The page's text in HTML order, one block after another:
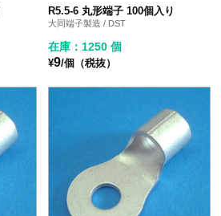
R5.5-6 丸形端子 100個入り
大同端子製造 / DST
在庫：1250 個
¥9/個（税抜）